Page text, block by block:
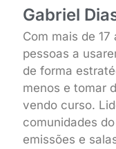
Gabriel
Com mais de
pessoas a
de forma
menos e tomar
vendo curso.
comunidades
emissões e